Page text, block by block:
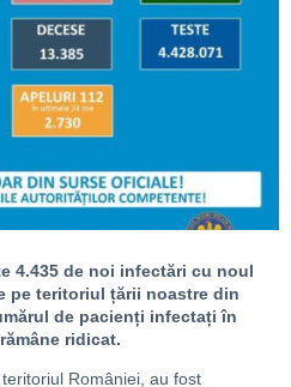
4.435 de noi infectări cu noul
pe teritoriul țării noastre din
de pacienți infectați în
ridicat.
României, au fost